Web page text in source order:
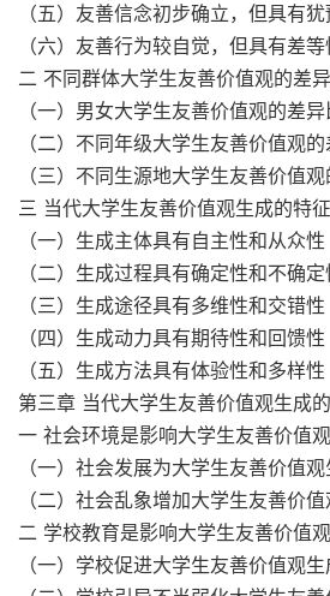
（五）友善信念初步确立，但具有犹
（六）友善行为较自觉，但具有差等
二 不同群体大学生友善价值观的差
（一）男女大学生友善价值观的差
（二）不同年级大学生友善价值观
（三）不同生源地大学生友善价值
三 当代大学生友善价值观生成的特征
（一）生成主体具有自主性和从众性
（二）生成过程具有确定性和不确定
（三）生成途径具有多维性和交错性
（四）生成动力具有期待性和回馈性
（五）生成方法具有体验性和多样性
第三章 当代大学生友善价值观生成
一 社会环境是影响大学生友善价值
（一）社会发展为大学生友善价值
（二）社会乱象增加大学生友善价
二 学校教育是影响大学生友善价值
（一）学校促进大学生友善价值观